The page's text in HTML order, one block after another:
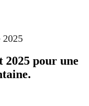
2025
2025 pour une